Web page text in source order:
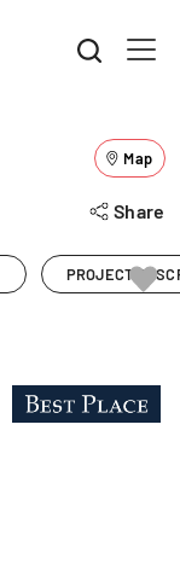
Map
Share
PROJECT